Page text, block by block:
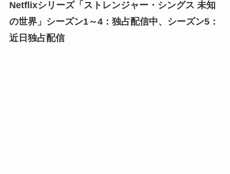
Netflixシリーズ「ストレンジャー・シングス 未知
の世界」シーズン1～4：独占配信中、シーズン5：
近日独占配信